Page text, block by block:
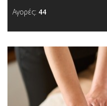
Αγορές: 44